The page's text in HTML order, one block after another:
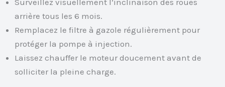
arrière tous les 6 mois.
Remplacez le filtre à gazole régulièrement pour
protéger la pompe à injection.
Laissez chauffer le moteur doucement avant de
solliciter la pleine charge.